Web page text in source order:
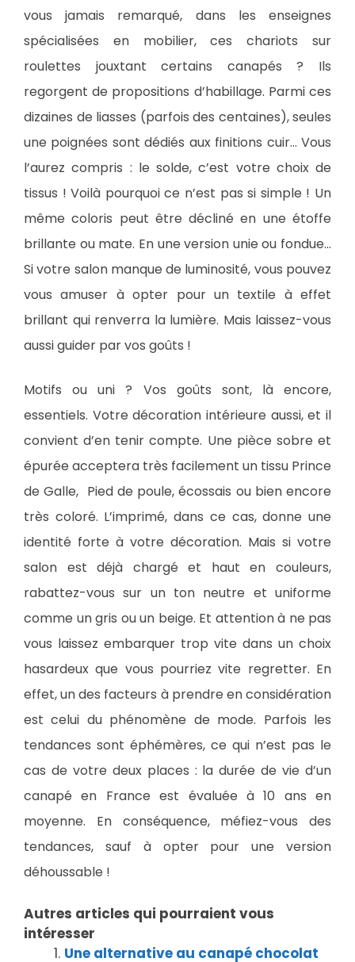
vous jamais remarqué, dans les enseignes
spécialisées en mobilier, ces chariots sur
roulettes jouxtant certains canapés ? Ils
regorgent de propositions d’habillage. Parmi ces
dizaines de liasses (parfois des centaines), seules
une poignées sont dédiés aux finitions cuir… Vous
l’aurez compris : le solde, c’est votre choix de
tissus ! Voilà pourquoi ce n’est pas si simple ! Un
même coloris peut être décliné en une étoffe
brillante ou mate. En une version unie ou fondue…
Si votre salon manque de luminosité, vous pouvez
vous amuser à opter pour un textile à effet
brillant qui renverra la lumière. Mais laissez-vous
aussi guider par vos goûts !
Motifs ou uni ? Vos goûts sont, là encore,
essentiels. Votre décoration intérieure aussi, et il
convient d’en tenir compte. Une pièce sobre et
épurée acceptera très facilement un tissu Prince
de Galle, Pied de poule, écossais ou bien encore
très coloré. L’imprimé, dans ce cas, donne une
identité forte à votre décoration. Mais si votre
salon est déjà chargé et haut en couleurs,
rabattez-vous sur un ton neutre et uniforme
comme un gris ou un beige. Et attention à ne pas
vous laissez embarquer trop vite dans un choix
hasardeux que vous pourriez vite regretter. En
effet, un des facteurs à prendre en considération
est celui du phénomène de mode. Parfois les
tendances sont éphémères, ce qui n’est pas le
cas de votre deux places : la durée de vie d’un
canapé en France est évaluée à 10 ans en
moyenne. En conséquence, méfiez-vous des
tendances, sauf à opter pour une version
déhoussable !
Autres articles qui pourraient vous
intéresser
Une alternative au canapé chocolat